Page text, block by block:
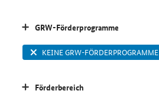
GRW-Förderprogramme
KEINE GRW-FÖRDERPROGRAMME
Förderbereich